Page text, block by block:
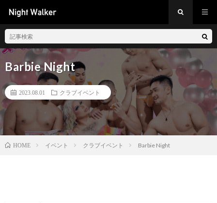
Barbie Night
2023.08.01 クラブイベント
HOME イベント クラブイベント Barbie Night